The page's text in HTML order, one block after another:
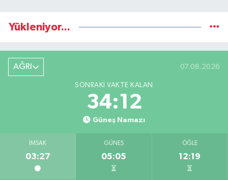
Yükleniyor...
AĞRI 07.08.2026
SONRAKI VAKTE KALAN
34:12
Güneş Namazı
İMSAK
03:27
GÜNEŞ
05:05
ÖĞLE
12:19